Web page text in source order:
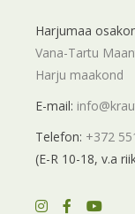
Harjumaa
Vana-Tartu
Harju maakond
E-mail:
Telefon: +372
(E-R 10-18, v.a